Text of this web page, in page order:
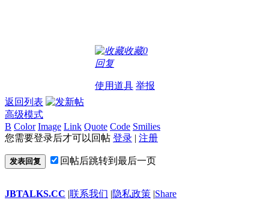
收藏0
回复
使用道具 举报
返回列表
高级模式
B Color Image Link Quote Code Smilies
您需要登录后才可以回帖 登录 | 注册
发表回复 回帖后跳转到最后一页
JBTALKS.CC |联系我们 |隐私政策 |Share